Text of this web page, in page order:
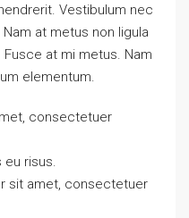
Vestibulum nec
at metus non ligula
at mi metus. Nam
elementum.
consectetuer
risus.
sit amet, consectetuer